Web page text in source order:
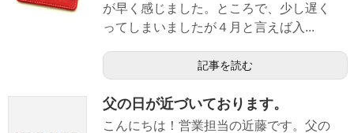
が早く感じました。ところで、少し遅く
ってしまいましたが４月と言えば入...
記事を読む
父の日が近づいております。
こんにちは！営業担当の近藤です。父の